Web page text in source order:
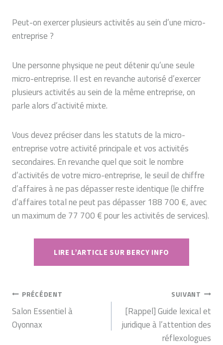
Peut-on exercer plusieurs activités au sein d’une micro-
entreprise ?
Une personne physique ne peut détenir qu’une seule
micro-entreprise. Il est en revanche autorisé d’exercer
plusieurs activités au sein de la même entreprise, on
parle alors d’activité mixte.
Vous devez préciser dans les statuts de la micro-
entreprise votre activité principale et vos activités
secondaires. En revanche quel que soit le nombre
d’activités de votre micro-entreprise, le seuil de chiffre
d’affaires à ne pas dépasser reste identique (le chiffre
d’affaires total ne peut pas dépasser 188 700 €, avec
un maximum de 77 700 € pour les activités de services).
LIRE L’ARTICLE SUR BERCY INFO
NAVIGATION
DE
L’ARTICLE
PRÉCÉDENT
Salon Essentiel à
Oyonnax
SUIVANT
[Rappel] Guide lexical et
juridique à l’attention des
réflexologues